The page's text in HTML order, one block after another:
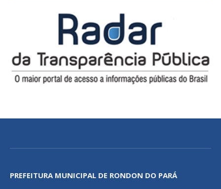
PREFEITURA MUNICIPAL DE RONDON DO PARÁ